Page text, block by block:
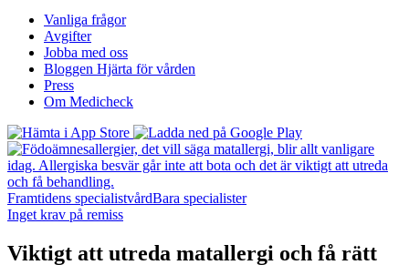
Vanliga frågor
Avgifter
Jobba med oss
Bloggen Hjärta för vården
Press
Om Medicheck
Framtidens specialistvårdBara specialister
Inget krav på remiss
Viktigt att utreda matallergi och få rätt